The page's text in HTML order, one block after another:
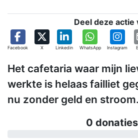
Deel deze actie
Facebook X Linkedin WhatsApp Instagram
Het cafetaria waar mijn
werkte is helaas failliet
nu zonder geld en stroom.
0 donaties